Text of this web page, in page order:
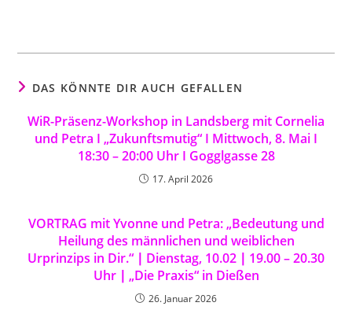
DAS KÖNNTE DIR AUCH GEFALLEN
WiR-Präsenz-Workshop in Landsberg mit Cornelia
und Petra I „Zukunftsmutig“ I Mittwoch, 8. Mai I
18:30 – 20:00 Uhr I Gogglgasse 28
17. April 2026
VORTRAG mit Yvonne und Petra: „Bedeutung und
Heilung des männlichen und weiblichen
Urprinzips in Dir.“ ∣ Dienstag, 10.02 ∣ 19.00 – 20.30
Uhr ∣ „Die Praxis“ in Dießen
26. Januar 2026